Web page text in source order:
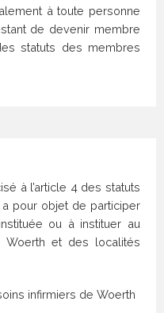
à toute personne
de devenir membre
statuts des membres
à l’article 4 des statuts
pour objet de participer
ou à instituer au
et des localités
infirmiers de Woerth